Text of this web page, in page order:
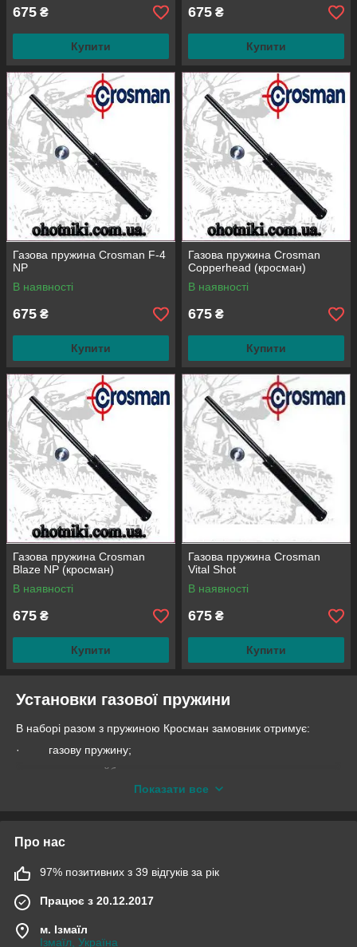
675 ₴
Купити
675 ₴
Купити
Газова пружина Crosman F-4
NP
В наявності
675 ₴
Купити
Газова пружина Crosman
Copperhead (кросман)
В наявності
675 ₴
Купити
Газова пружина Crosman
Blaze NP (кросман)
В наявності
675 ₴
Купити
Газова пружина Crosman
Vital Shot
В наявності
675 ₴
Купити
Установки газової пружини
В наборі разом з пружиною Кросман замовник отримує:
· газову пружину;
· упорну шайбу;
· доступну інструкцію по установці.
перед початком роботи слід обміркувати необхідність
Слід довідатися з її параметрами.
1. Газова пружина виготовлена з високоміцної сталі.
2. 160 атмосфер тиск накачування.
Показати все
Про нас
97% позитивних з 39 відгуків за рік
Працює з 20.12.2017
м. Ізмаїл
Ізмаїл, Україна